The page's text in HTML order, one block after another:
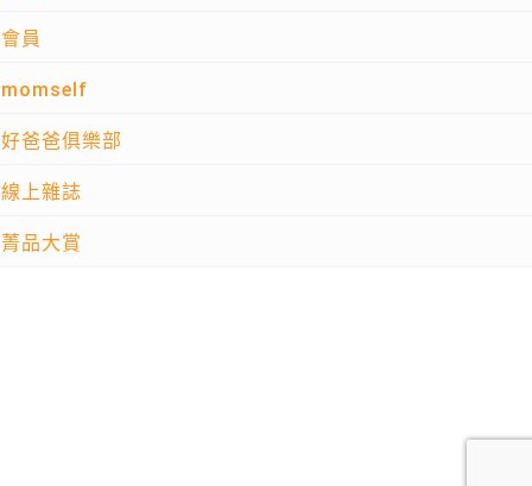
會員
momself
好爸爸俱樂部
線上雜誌
菁品大賞